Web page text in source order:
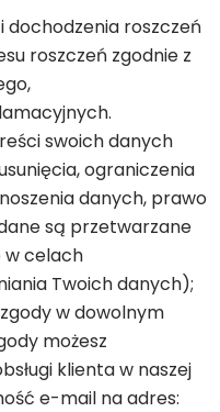
roszczeń
roszczeń zgodnie z
swoich danych
ograniczenia
danych, prawo
są przetwarzane
w celach
Twoich danych);
w dowolnym
możesz
klienta w naszej
e-mail na adres: